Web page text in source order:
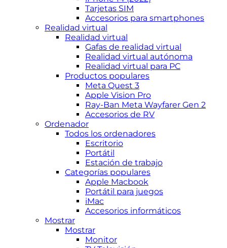
Tarjetas SIM
Accesorios para smartphones
Realidad virtual
Realidad virtual
Gafas de realidad virtual
Realidad virtual autónoma
Realidad virtual para PC
Productos populares
Meta Quest 3
Apple Vision Pro
Ray-Ban Meta Wayfarer Gen 2
Accesorios de RV
Ordenador
Todos los ordenadores
Escritorio
Portátil
Estación de trabajo
Categorías populares
Apple Macbook
Portátil para juegos
iMac
Accesorios informáticos
Mostrar
Mostrar
Monitor